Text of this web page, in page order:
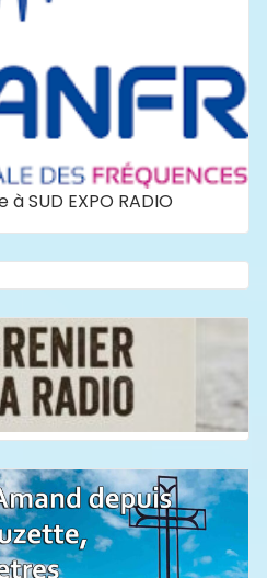
SUD EXPO RADIO